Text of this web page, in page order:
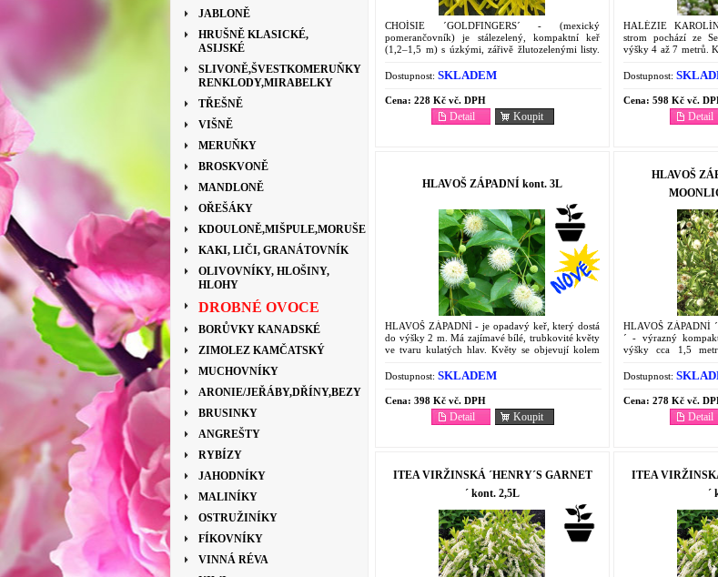
JABLONĚ
HRUŠNĚ KLASICKÉ,
ASIJSKÉ
SLIVONĚ,ŠVESTKOMERUŇKY
RENKLODY,MIRABELKY
TŘEŠNĚ
VIŠNĚ
MERUŇKY
BROSKVONĚ
MANDLONĚ
OŘEŠÁKY
KDOULONĚ,MIŠPULE,MORUŠE
KAKI, LIČI, GRANÁTOVNÍK
OLIVOVNÍKY, HLOŠINY,
HLOHY
DROBNÉ OVOCE
BORŮVKY KANADSKÉ
ZIMOLEZ KAMČATSKÝ
MUCHOVNÍKY
ARONIE/JEŘÁBY,DŘÍNY,BEZY
BRUSINKY
ANGREŠTY
RYBÍZY
JAHODNÍKY
MALINÍKY
OSTRUŽINÍKY
FÍKOVNÍKY
VINNÁ RÉVA
CHOÍSIE ´GOLDFINGERS´ - (mexický
pomerančovník) je stálezelený, kompaktní keř
(1,2–1,5 m) s úzkými, zářivě žlutozelenými listy.
Preferuje slunce,...
Dostupnost: SKLADEM
Cena: 228 Kč vč. DPH
Koupit
Detail
HALÉZIE
strom pochází ze
výšky 4 až 7 metrů.
Dostupnost:
Cena: 598 Kč vč.
Detail
HLAVOŠ ZÁPADNÍ kont. 3L
HLAVOŠ ZÁPADNÍ - je opadavý keř, který dostá
do výšky 2 m. Má zajímavé bílé, trubkovité květy
ve tvaru kulatých hlav. Květy se objevují kolem
pevné. Dodáváme...
Dostupnost: SKLADEM
Cena: 398 Kč vč. DPH
Koupit
Detail
HLAVOŠ
HLAVOŠ ZÁPADNÍ
´ - výrazný
výšky cca 1,5
o průměru 3 cm, které
Dostupnost:
Cena: 278 Kč vč.
Detail
ITEA VIRŽINSKÁ ´HENRY´S GARNET
´ kont. 2,5L
ITEA
´